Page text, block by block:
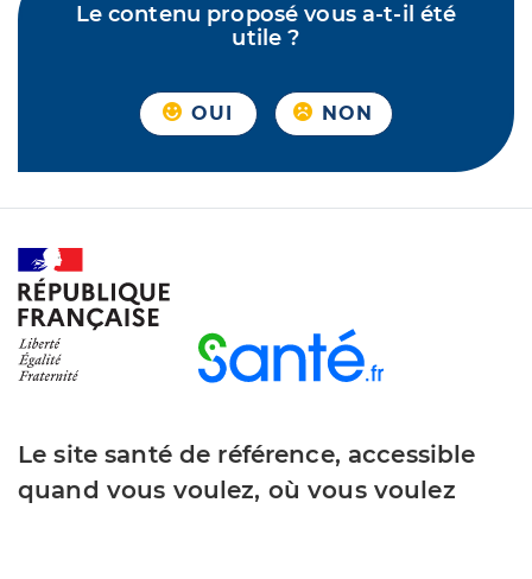
Le contenu proposé vous a-t-il été
utile ?
OUI NON
Le site santé de référence, accessible
quand vous voulez, où vous voulez